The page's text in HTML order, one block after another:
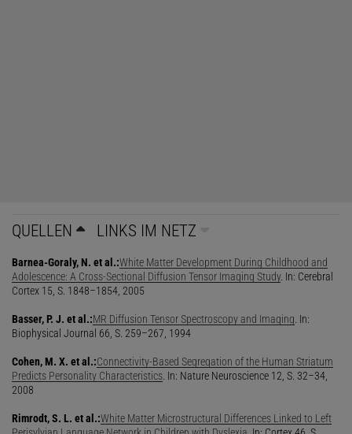
Bewegung von Wassermolekülen
Grundlage der DTI ist die so genannte diffusionsgewichtete
Bildgebung, die die Bewegung von Wassermolekülen im Gewebe
misst. Der Tomograf sendet dabei Pulse von elektromagnetischen
Wellen aus, die das Gewebe je nach Geschwindigkeit der
Wasserteilchen als verschieden starke "Echos" zurückwirft. Große
Faserbündel lassen sich mit der Methode relativ zuverlässig
erkennen, da Flüssigkeit entlang der Axone rascher diffundiert als
in andere Richtungen.
QUELLEN LINKS IM NETZ
Barnea-Goraly, N. et al.:White Matter Development During Childhood and
Ado­lescence: A Cross-Sectional Diffusion Tensor Imaging Study. In: Cerebral
Cortex 15, S. 1848–1854, 2005
Basser, P. J. et al.:MR Diffusion Tensor Spectroscopy and Imaging . In:
Biophysical Journal 66, S. 259–267, 1994
Cohen, M. X. et al.:Connectivity-Based Segregation of the Human Striatum
Predicts Personality Characteristics . In: Nature Neuroscience 12, S. 32–34,
2008
Rimrodt, S. L. et al.:White Matter Microstructural Differences Linked to Left